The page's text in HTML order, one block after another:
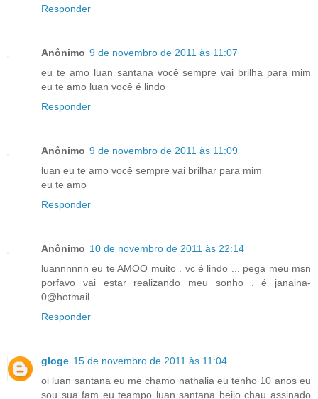
Responder
Anônimo 9 de novembro de 2011 às 11:07
eu te amo luan santana você sempre vai brilha para mim
eu te amo luan você é lindo
Responder
Anônimo 9 de novembro de 2011 às 11:09
luan eu te amo você sempre vai brilhar para mim
eu te amo
Responder
Anônimo 10 de novembro de 2011 às 22:14
luannnnnn eu te AMOO muito . vc é lindo ... pega meu msn
porfavo vai estar realizando meu sonho . é janaina-
0@hotmail.
Responder
gloge 15 de novembro de 2011 às 11:04
oi luan santana eu me chamo nathalia eu tenho 10 anos eu
sou sua fam eu teampo luan santana beijo chau assinado